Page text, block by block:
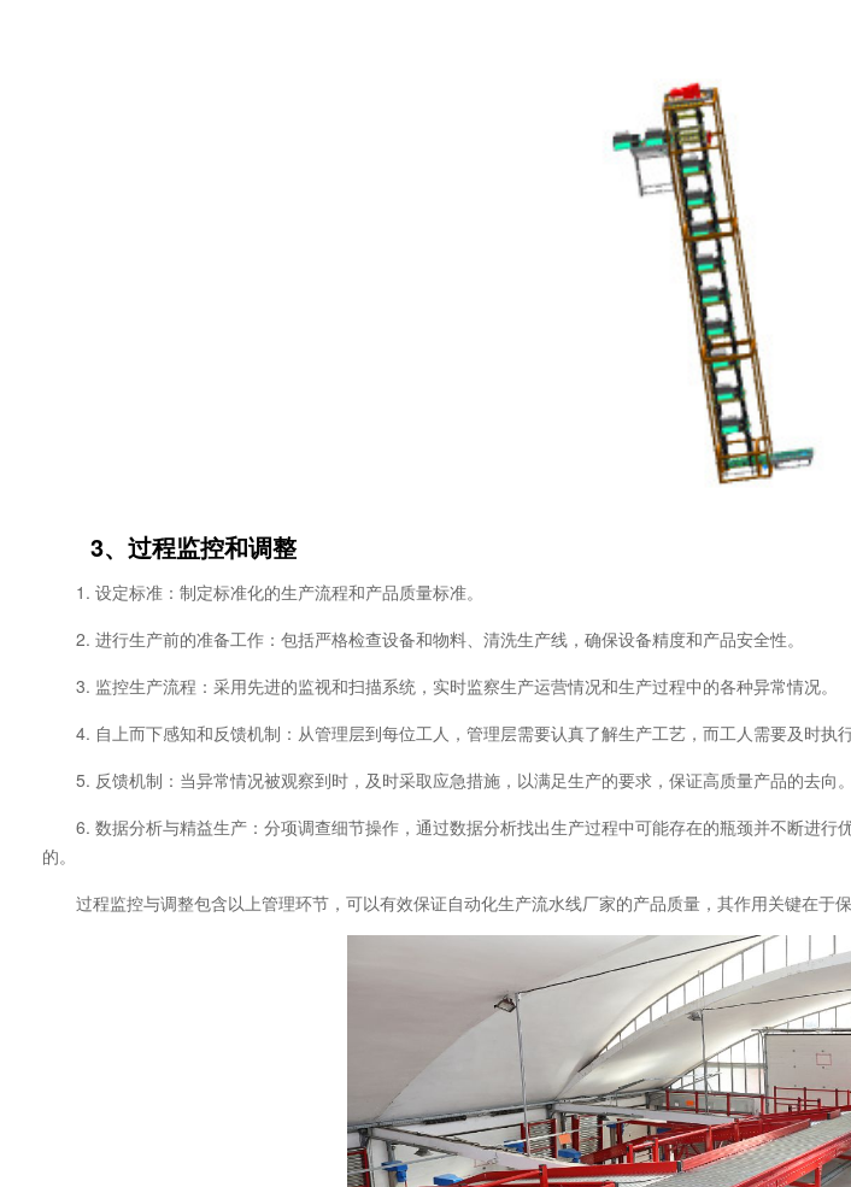
3、过程监控和调整
1. 设定标准：制定标准化的生产流程和产品质量标准。
2. 进行生产前的准备工作：包括严格检查设备和物料、清洗生产线，确保设备精度和产品安全性。
3. 监控生产流程：采用先进的监视和扫描系统，实时监察生产运营情况和生产过程中的各种异常情况。
4. 自上而下感知和反馈机制：从管理层到每位工人，管理层需要认真了解生产工艺，而工人需要及时执
5. 反馈机制：当异常情况被观察到时，及时采取应急措施，以满足生产的要求，保证高质量产品的去向。
6. 数据分析与精益生产：分项调查细节操作，通过数据分析找出生产过程中可能存在的瓶颈并不断进
的。
过程监控与调整包含以上管理环节，可以有效保证自动化生产流水线厂家的产品质量，其作用关键在于